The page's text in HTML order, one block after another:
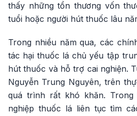
thấy những tổn thương vốn
tuổi hoặc người hút thuốc lâu
Trong nhiều năm qua, các
tác hại thuốc lá chủ yếu tập
hút thuốc và hỗ trợ cai nghiện.
Nguyễn Trung Nguyên, trên
quá trình rất khó khăn.
nghiệp thuốc lá liên tục tìm